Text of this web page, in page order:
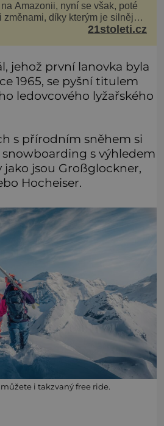
Amazonii, nyní se však, poté
díky kterým je silnější,
první případy se objevily už i v
21stoleti.cz
jehož první lanovka byla
1965, se pyšní titulem
ledovcového lyžařského
s přírodním sněhem si
s výhledem
jako jsou Großglockner,
Hocheiser.
i takzvaný free ride.